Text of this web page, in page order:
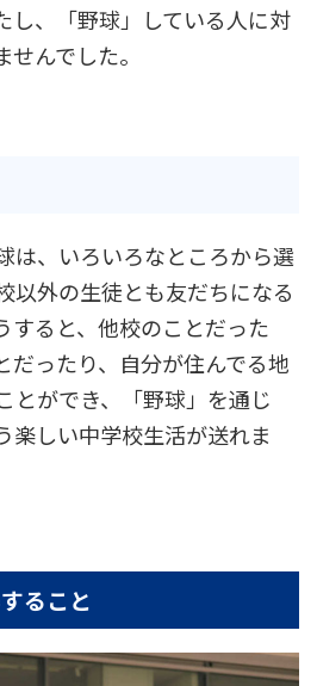
し、「野球」している人に対
んでした。
は、いろいろなところから選
以外の生徒とも友だちになる
すると、他校のことだった
だったり、自分が住んでる地
とができ、「野球」を通じ
楽しい中学校生活が送れま
ること